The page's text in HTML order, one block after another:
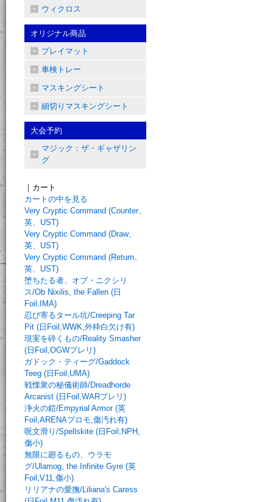
ウィクロス
オリジナル商品
プレイマット
車検トレー
マスキングシート
細切りマスキングシート
大会予約
マジック：ザ・ギャザリン
グ
｜カート
カートの中を見る
Very Cryptic Command (Counter、
英、UST)
Very Cryptic Command (Draw、
英、UST)
Very Cryptic Command (Return、
英、UST)
堕ちたる者、オブ・ニクシリ
ス/Ob Nixilis, the Fallen (日
Foil,IMA)
忍び寄るタール坑/Creeping Tar
Pit (日Foil,WWK,外枠白欠け有)
現実を砕くもの/Reality Smasher
(日Foil,OGWプレリ)
ガドック・ティーグ/Gaddock
Teeg (日Foil,UMA)
戦慄衆の秘儀術師/Dreadhorde
Arcanist (日Foil,WARプレリ)
浄火の鎧/Empyrial Armor (英
Foil,ARENAプロモ,傷汚れ有)
呪文滑り/Spellskite (日Foil,NPH,
傷小)
無限に廻るもの、ウラモ
グ/Ulamog, the Infinite Gyre (英
Foil,V11,傷小)
リリアナの愛撫/Liliana's Caress